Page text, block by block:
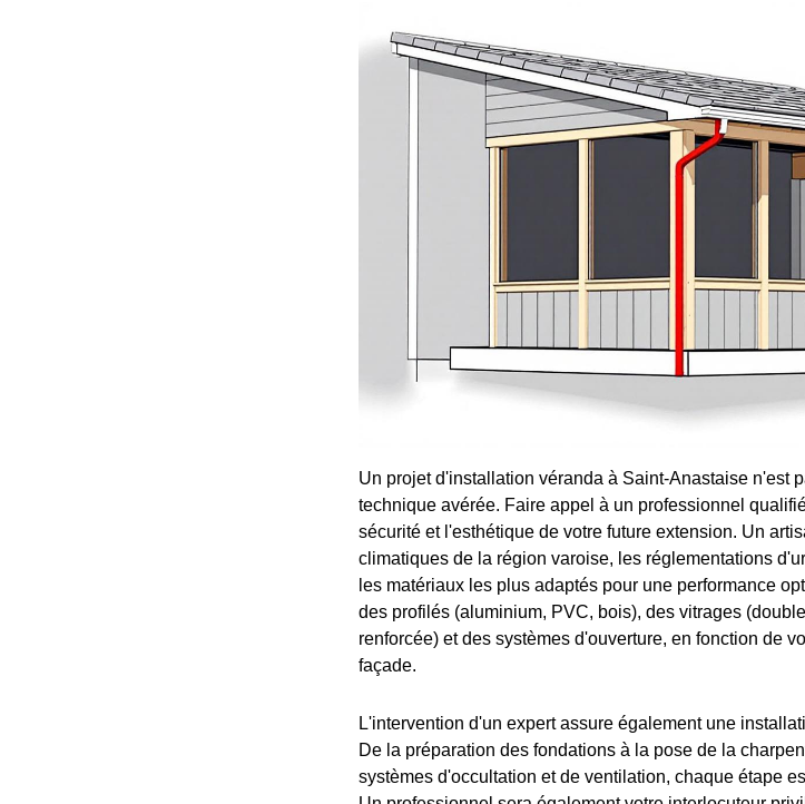
Un projet d'installation véranda à Saint-Anastaise n'est
technique avérée. Faire appel à un professionnel
sécurité et l'esthétique de votre future extension. Un
climatiques de la région varoise, les réglementations
les matériaux les plus adaptés pour une performance
des profilés (aluminium, PVC, bois), des vitrages
renforcée) et des systèmes d'ouverture, en fonction de
façade.
L'intervention d'un expert assure également une
De la préparation des fondations à la pose de la
systèmes d'occultation et de ventilation, chaque étape